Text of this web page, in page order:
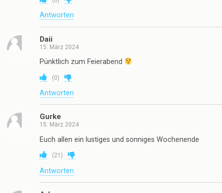
Antworten
Daii
15. März 2024
Pünktlich zum Feierabend
(0)
Antworten
Gurke
15. März 2024
Euch allen ein lustiges und sonniges Wochenende
(21 )
Antworten